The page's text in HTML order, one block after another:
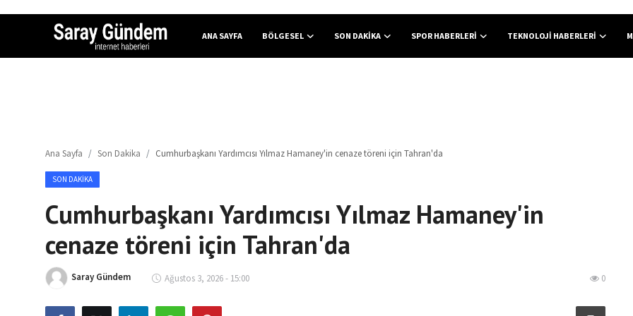
ANA SAYFA BÖLGESEL SON DAKIKA SPOR HABERLERI TEKNOLOJI HABERLERI
Son Dakika
Magazin Haberleri
Ana Sayfa Son Dakika Cumhurbaşkanı Yardımcısı Yılmaz Hamaney'in cenaze töreni için Tahran'da
SON DAKIKA
Cumhurbaşkanı Yardımcısı Yılmaz Hamaney'in
cenaze töreni için Tahran'da
Saray Gündem Ağustos 3, 2026 - 15:00 0